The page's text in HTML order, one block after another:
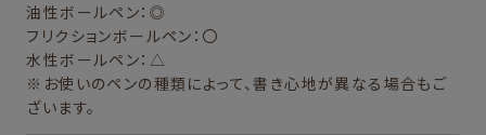
油性ボールペン：◎
フリクションボールペン：〇
水性ボールペン：△
※お使いのペンの種類によって、書き心地が異なる場合もご
ざいます。